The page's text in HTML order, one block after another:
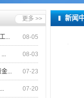
更多 >>
... 08-05
... 08-03
... 07-23
07-20
新闻